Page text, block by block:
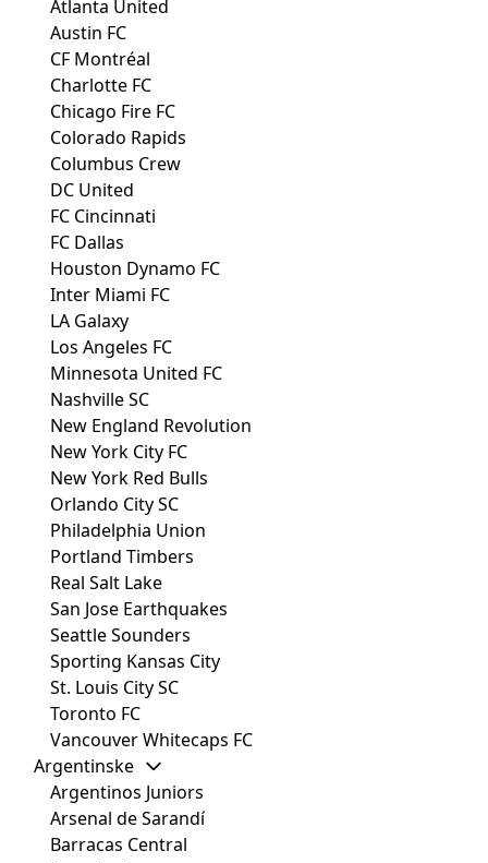
Atlanta United
Austin FC
CF Montréal
Charlotte FC
Chicago Fire FC
Colorado Rapids
Columbus Crew
DC United
FC Cincinnati
FC Dallas
Houston Dynamo FC
Inter Miami FC
LA Galaxy
Los Angeles FC
Minnesota United FC
Nashville SC
New England Revolution
New York City FC
New York Red Bulls
Orlando City SC
Philadelphia Union
Portland Timbers
Real Salt Lake
San Jose Earthquakes
Seattle Sounders
Sporting Kansas City
St. Louis City SC
Toronto FC
Vancouver Whitecaps FC
Argentinske
Argentinos Juniors
Arsenal de Sarandí
Barracas Central